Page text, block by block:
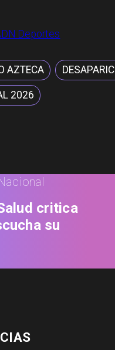
Deportes
AZTECA
2026
critica
su